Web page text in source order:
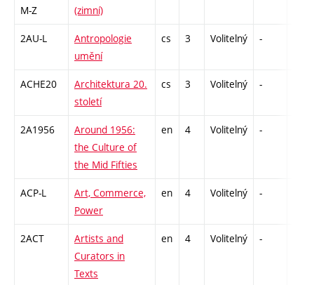
M-Z
(zimní)
2AU-L
Antropologie
umění
cs 3 Volitelný -
ACHE20
Architektura 20.
století
cs 3 Volitelný -
2A1956
Around 1956:
the Culture of
the Mid Fifties
en 4 Volitelný -
ACP-L
Art, Commerce,
Power
en 4 Volitelný -
2ACT
Artists and
Curators in
Texts
en 4 Volitelný -